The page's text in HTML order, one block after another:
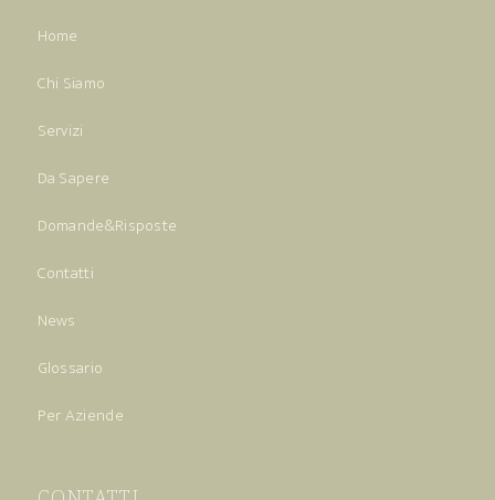
Home
Chi Siamo
Servizi
Da Sapere
Domande&Risposte
Contatti
News
Glossario
Per Aziende